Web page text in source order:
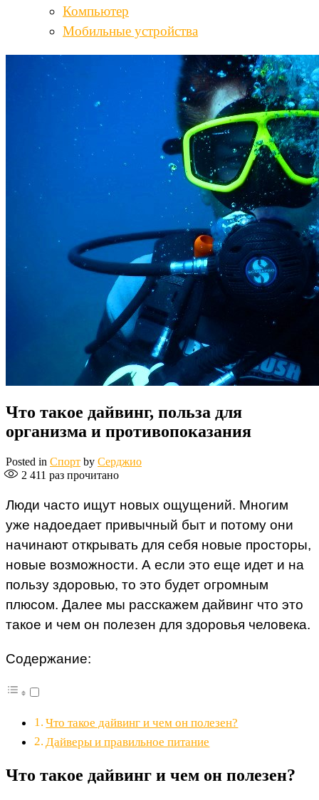
Компьютер
Мобильные устройства
Что такое дайвинг, польза для
организма и противопоказания
Posted in Спорт by Серджио
2 411 раз прочитано
Люди часто ищут новых ощущений. Многим
уже надоедает привычный быт и потому они
начинают открывать для себя новые просторы,
новые возможности. А если это еще идет и на
пользу здоровью, то это будет огромным
плюсом. Далее мы расскажем дайвинг что это
такое и чем он полезен для здоровья человека.
Содержание:
Что такое дайвинг и чем он полезен?
Дайверы и правильное питание
Что такое дайвинг и чем он полезен?